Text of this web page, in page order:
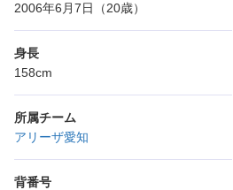
2006年6月7日（20歳）
身長
158cm
所属チーム
アリーザ愛知
背番号